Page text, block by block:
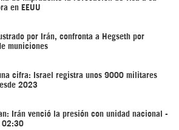
en EEUU
por Irán, confronta a Hegseth por
municiones
cifra: Israel registra unos 9000 militares
2023
Irán venció la presión con unidad nacional -
02:30